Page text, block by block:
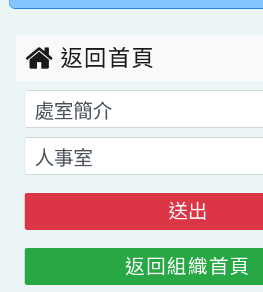
指導老師林老師
賽 劉文瑛教師榮獲教
臺灣台語-第二名
賀！本校參與2026世
市賽榮獲科學小創客佳
返回首頁
送出
返回組織首頁